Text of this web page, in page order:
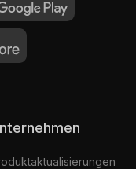
Unternehmen